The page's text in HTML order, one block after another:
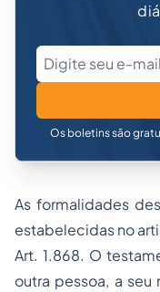
Os boletins são
As formalidades
estabelecidas no
Art. 1.868. O
outra pessoa, a seu